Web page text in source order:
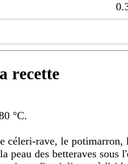
recette
°C.
céleri-rave, le potimarron,
peau des betteraves sous